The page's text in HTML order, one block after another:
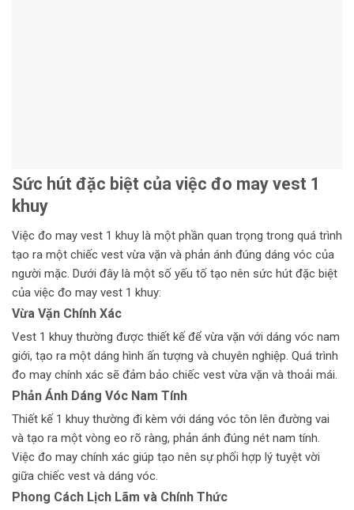
Sức hút đặc biệt của việc đo may vest 1
khuy
Việc đo may vest 1 khuy là một phần quan trọng trong quá trình
tạo ra một chiếc vest vừa vặn và phản ánh đúng dáng vóc của
người mặc. Dưới đây là một số yếu tố tạo nên sức hút đặc biệt
của việc đo may vest 1 khuy:
Vừa Vặn Chính Xác
Vest 1 khuy thường được thiết kế để vừa vặn với dáng vóc nam
giới, tạo ra một dáng hình ấn tượng và chuyên nghiệp. Quá trình
đo may chính xác sẽ đảm bảo chiếc vest vừa vặn và thoải mái.
Phản Ánh Dáng Vóc Nam Tính
Thiết kế 1 khuy thường đi kèm với dáng vóc tôn lên đường vai
và tạo ra một vòng eo rõ ràng, phản ánh đúng nét nam tính.
Việc đo may chính xác giúp tạo nên sự phối hợp lý tuyệt vời
giữa chiếc vest và dáng vóc.
Phong Cách Lịch Lãm và Chính Thức